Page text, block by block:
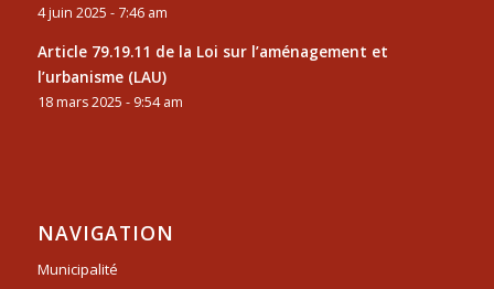
4 juin 2025 - 7:46 am
Article 79.19.11 de la Loi sur l’aménagement et
l’urbanisme (LAU)
18 mars 2025 - 9:54 am
NAVIGATION
Municipalité